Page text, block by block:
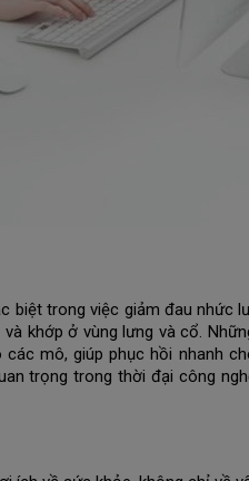
trong việc giảm đau nhức
khớp ở vùng lưng và cổ.
mô, giúp phục hồi nhanh
trọng trong thời đại công